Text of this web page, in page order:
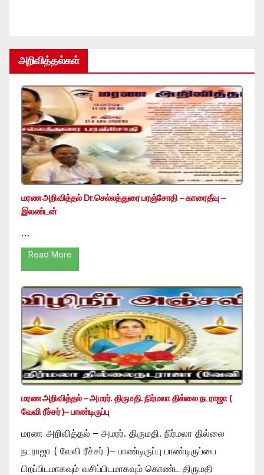
அறிவித்தல்கள்
மரண அறிவித்தல் Dr.செல்லத்துரை பரஞ்சோதி – காரைதீவு –
இலண்டன்
…
Read More
மரண அறிவித்தல் – அமரர். திருமதி. நிர்மலா தில்லை நடராஜா (
வேவி ரீச்சர் )– பாண்டிருப்பு
மரண அறிவித்தல் – அமரர். திருமதி. நிர்மலா தில்லை
நடராஜா ( வேவி ரீச்சர் )– பாண்டிருப்பு பாண்டிருப்பை
பிறப்பிடமாகவும் வசிப்பிடமாகவும் கொண்ட திருமதி